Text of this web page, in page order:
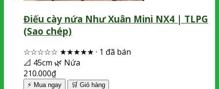
Điếu cày nứa Như Xuân Mini NX4 | TLPG
(Sao chép)
☆☆☆☆☆ ★★★★★ · 1 đã bán
📐 45cm 🌿 Nứa
210.000₫
⚡ Mua ngay 🛒 Giỏ hàng